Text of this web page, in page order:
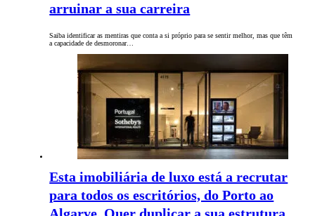
arruinar a sua carreira
Saiba identificar as mentiras que conta a si próprio para se sentir melhor, mas que têm
a capacidade de desmoronar…
Esta imobiliária de luxo está a recrutar
para todos os escritórios, do Porto ao